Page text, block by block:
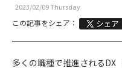
2023/02/09 Thursday
この記事をシェア：
多くの職種で推進されるDX